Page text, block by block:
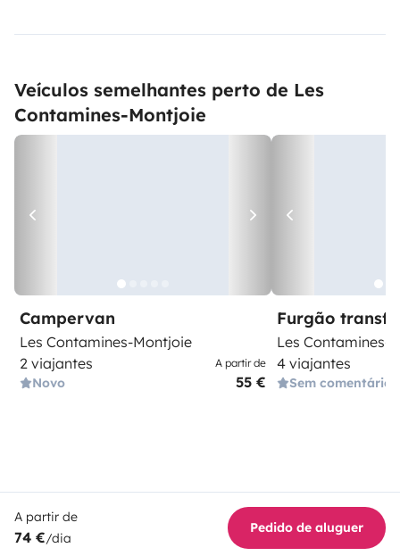
Veículos semelhantes perto de Les
Contamines-Montjoie
Campervan
Les Contamines-Montjoie
2 viajantes
Novo
A partir de
55 €
Furgão
Les Contamines-
4 viajantes
Sem comentários
A partir de
74 €/dia
Pedido de aluguer